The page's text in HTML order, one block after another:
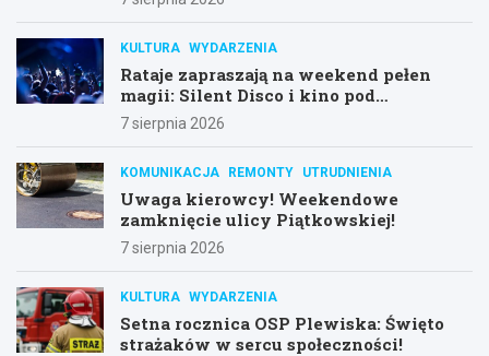
KULTURA WYDARZENIA
Rataje zapraszają na weekend pełen
magii: Silent Disco i kino pod
gwiazdami!
7 sierpnia 2026
KOMUNIKACJA REMONTY UTRUDNIENIA
Uwaga kierowcy! Weekendowe
zamknięcie ulicy Piątkowskiej!
7 sierpnia 2026
KULTURA WYDARZENIA
Setna rocznica OSP Plewiska: Święto
strażaków w sercu społeczności!